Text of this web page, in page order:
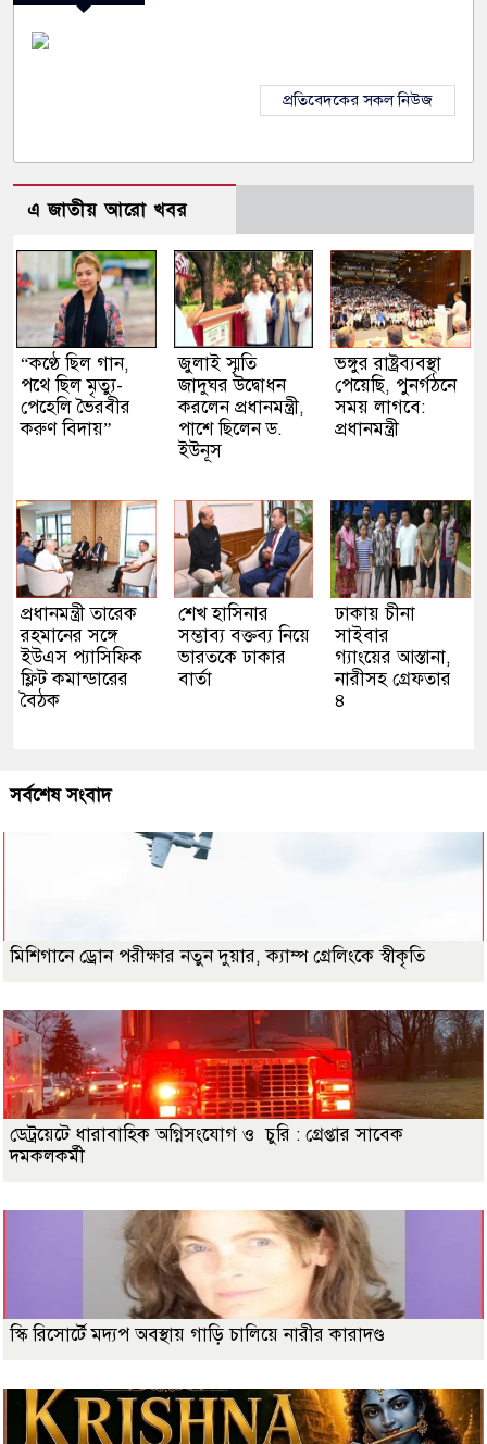
প্রতিবেদকের সকল নিউজ
এ জাতীয় আরো খবর
“কণ্ঠে ছিল গান,
পথে ছিল মৃত্যু-
পেহেলি ভৈরবীর
করুণ বিদায়”
জুলাই স্মৃতি
জাদুঘর উদ্বোধন
করলেন প্রধানমন্ত্রী,
পাশে ছিলেন ড.
ইউনূস
ভঙ্গুর রাষ্ট্রব্যবস্থা
পেয়েছি, পুনর্গঠনে
সময় লাগবে:
প্রধানমন্ত্রী
প্রধানমন্ত্রী তারেক
রহমানের সঙ্গে
ইউএস প্যাসিফিক
ফ্লিট কমান্ডারের
বৈঠক
শেখ হাসিনার
সম্ভাব্য বক্তব্য নিয়ে
ভারতকে ঢাকার
বার্তা
ঢাকায় চীনা
সাইবার
গ্যাংয়ের আস্তানা,
নারীসহ গ্রেফতার
৪
সর্বশেষ সংবাদ
মিশিগানে ড্রোন পরীক্ষার নতুন দুয়ার, ক্যাম্প গ্রেলিংকে স্বীকৃতি
ডেট্রয়েটে ধারাবাহিক অগ্নিসংযোগ ও চুরি : গ্রেপ্তার সাবেক
দমকলকর্মী
স্কি রিসোর্টে মদ্যপ অবস্থায় গাড়ি চালিয়ে নারীর কারাদণ্ড